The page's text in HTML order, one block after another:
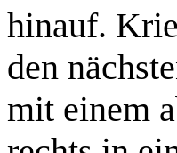
hinauf.
den
mit einem